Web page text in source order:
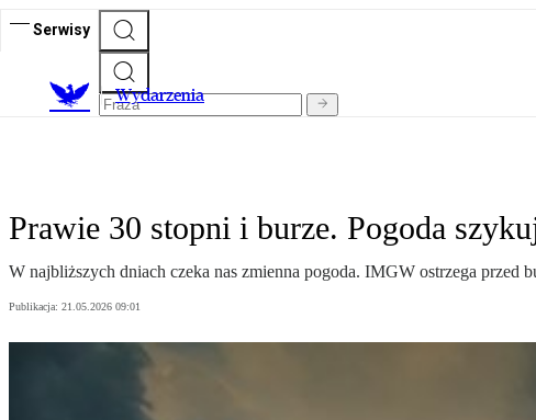
Serwisy
Wydarzenia
Prawie 30 stopni i burze. Pogoda
W najbliższych dniach czeka nas zmienna pogoda. IMGW ostrzega przed
Publikacja: 21.05.2026 09:01